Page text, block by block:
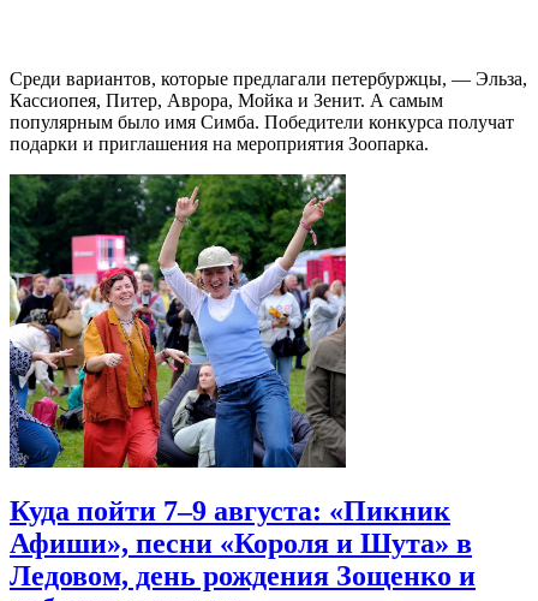
Среди вариантов, которые предлагали петербуржцы, — Эльза,
Кассиопея, Питер, Аврора, Мойка и Зенит. А самым
популярным было имя Симба. Победители конкурса получат
подарки и приглашения на мероприятия Зоопарка.
Куда пойти 7–9 августа: «Пикник
Афиши», песни «Короля и Шута» в
Ледовом, день рождения Зощенко и